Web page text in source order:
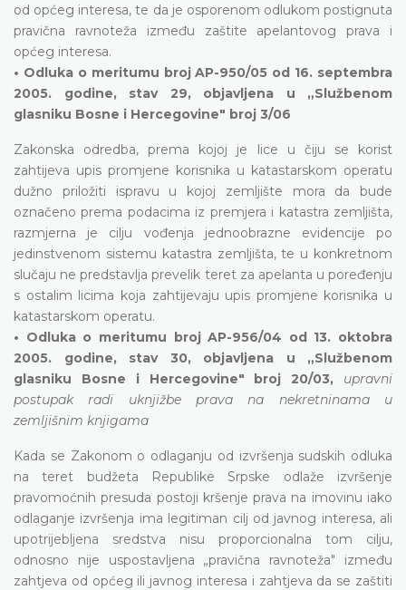
od općeg interesa, te da je osporenom odlukom postignuta
pravična ravnoteža između zaštite apelantovog prava i
općeg interesa.
• Odluka o meritumu broj AP-950/05 od 16. septembra
2005. godine, stav 29, objavljena u „Službenom
glasniku Bosne i Hercegovine" broj 3/06
Zakonska odredba, prema kojoj je lice u čiju se korist
zahtijeva upis promjene korisnika u katastarskom operatu
dužno priložiti ispravu u kojoj zemljište mora da bude
označeno prema podacima iz premjera i katastra zemljišta,
razmjerna je cilju vođenja jednoobrazne evidencije po
jedinstvenom sistemu katastra zemljišta, te u konkretnom
slučaju ne predstavlja prevelik teret za apelanta u poređenju
s ostalim licima koja zahtijevaju upis promjene korisnika u
katastarskom operatu.
• Odluka o meritumu broj AP-956/04 od 13. oktobra
2005. godine, stav 30, objavljena u „Službenom
glasniku Bosne i Hercegovine" broj 20/03, upravni
postupak radi uknjižbe prava na nekretninama u
zemljišnim knjigama
Kada se Zakonom o odlaganju od izvršenja sudskih odluka
na teret budžeta Republike Srpske odlaže izvršenje
pravomoćnih presuda postoji kršenje prava na imovinu iako
odlaganje izvršenja ima legitiman cilj od javnog interesa, ali
upotrijebljena sredstva nisu proporcionalna tom cilju,
odnosno nije uspostavljena „pravična ravnoteža" između
zahtjeva od općeg ili javnog interesa i zahtjeva da se zaštiti